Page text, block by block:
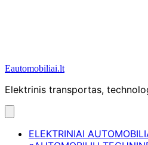
Eautomobiliai.lt
Elektrinis transportas,
ELEKTRINIAI